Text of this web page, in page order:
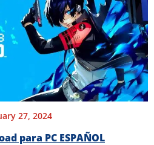
27, 2024
para PC ESPAÑOL